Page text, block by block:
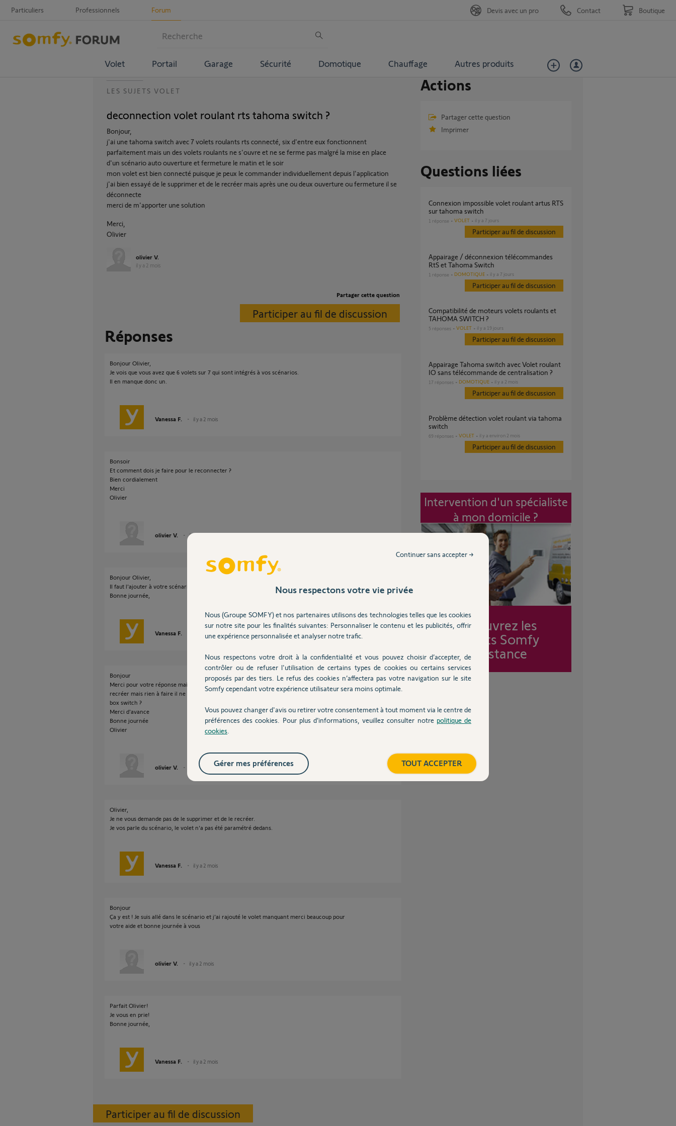
Particuliers Professionnels Forum
Volet Portail Garage Sécurité Domotique Chauffage Autres produits
Devis avec un pro Contact Boutique
LES SUJETS VOLET
deconnection volet roulant rts tahoma switch ?
Bonjour,
j'ai une tahoma switch avec 7 volets roulants rts connecté, six d'entre eux fonctionnent
parfaitement mais un des volets roulants ne s'ouvre et ne se ferme pas malgré la mise en place
d'un scénario auto ouverture et fermeture le matin et le soir
mon volet est bien connecté puisque je peux le commander individuellement depuis l'application
j'ai bien essayé de le supprimer et de le recréer mais après une ou deux ouverture ou fermeture il se
déconnecte
merci de m'apporter une solution
Merci,
Olivier
olivier V.
il y a 2 mois
Partager cette question
Participer au fil de discussion
Réponses
Bonjour Olivier,
Je vois que vous avez que 6 volets sur 7 qui sont intégrés à vos scénarios.
Il en manque donc un.
Vanessa F. il y a 2 mois
Bonsoir
Et comment dois je faire pour le reconnecter ?
Bien cordialement
Merci
Olivier
olivier V. il y a 2 mois
Bonjour Olivier,
Il faut l'ajouter à votre scénario ou le supprimer et le créer de nouveau avec les 7.
Bonne journée,
Vanessa F.
Bonjour
Merci pour votre réponse mais je l'ai déjà fait deux fois ! J'ai supprimé le volet et je l'ai
recréer mais rien à faire il ne veut pas se connecter ! N'y a t'il pas moyen de réinitialiser la
box switch ?
Merci d'avance
Bonne journée
Olivier
olivier V. il y a 2 mois
Olivier,
Je ne vous demande pas de le supprimer et de le recréer.
Je vos parle du scénario, le volet n'a pas été paramétré dedans.
Vanessa F. il y a 2 mois
Bonjour
Ça y est ! Je suis allé dans le scénario et j'ai rajouté le volet manquant merci beaucoup pour
votre aide et bonne journée à vous
olivier V. il y a 2 mois
Parfait Olivier!
Je vous en prie!
Bonne journée,
Vanessa F. il y a 2 mois
Participer au fil de discussion
Actions
Partager cette question
Imprimer
Questions liées
Connexion impossible volet roulant artus RTS
sur tahoma switch
1 réponse VOLET il y a 7 jours
Participer au fil de discussion
Appairage / déconnexion télécommandes
RtS et Tahoma Switch
1 réponse DOMOTIQUE il y a 7 jours
Participer au fil de discussion
Compatibilité de moteurs volets roulants et
TAHOMA SWITCH ?
5 réponses VOLET il y a 19 jours
Participer au fil de discussion
Appairage Tahoma switch avec Volet roulant
IO sans télécommande de centralisation ?
17 réponses DOMOTIQUE il y a 2 mois
Participer au fil de discussion
Problème détection volet roulant via tahoma
switch
69 réponses VOLET il y a environ 2 mois
Participer au fil de discussion
Intervention d'un spécialiste
à mon domicile ?
Découvrez les
forfaits Somfy
Assistance
Nous respectons votre vie privée
Nous (Groupe SOMFY) et nos partenaires utilisons des technologies telles que les cookies
sur notre site pour les finalités suivantes: Personnaliser le contenu et les publicités, offrir
une expérience personnalisée et analyser notre trafic.
Nous respectons votre droit à la confidentialité et vous pouvez choisir d’accepter, de
contrôler ou de refuser l'utilisation de certains types de cookies ou certains services
proposés par des tiers. Le refus des cookies n’affectera pas votre navigation sur le site
Somfy cependant votre expérience utilisateur sera moins optimale.
Vous pouvez changer d'avis ou retirer votre consentement à tout moment via le centre de
préférences des cookies. Pour plus d’informations, veuillez consulter notre politique de
cookies
Continuer sans accepter →
TOUT ACCEPTER
Gérer mes préférences